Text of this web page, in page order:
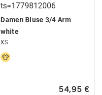
Damen Bluse 3/4 Arm
white
XS
54,95 €